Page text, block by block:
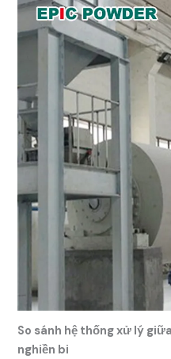
So sánh hệ thống xử lý
nghiền bi